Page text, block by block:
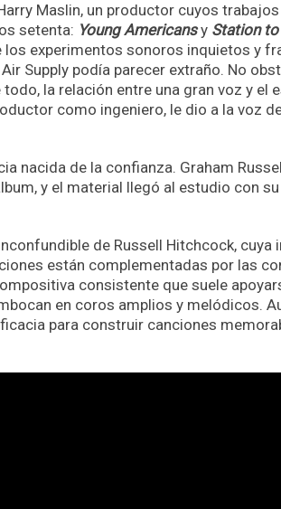
Maslin, un productor cuyos
setenta: Young Americansy Station
los experimentos sonoros inquietos y
Supply podía parecer extraño. No
la relación entre una gran voz y el
como ingeniero, le dio a la voz
nacida de la confianza. Graham
y el material llegó al estudio con
de Russell Hitchcock, cuya
están complementadas por las
consistente que suele
en coros amplios y melódicos.
para construir canciones